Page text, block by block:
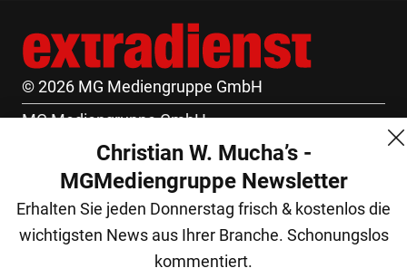
© 2026 MG Mediengruppe GmbH
MG Mediengruppe GmbH
Burgring 1/7
1010 Wien
+43 (1) 522 14 14
office@mgmedien.at
Christian W. Mucha’s -
MGMediengruppe Newsletter
Erhalten Sie jeden Donnerstag frisch & kostenlos die
wichtigsten News aus Ihrer Branche. Schonungslos
kommentiert.